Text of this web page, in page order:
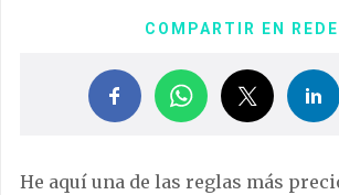
COMPARTIR EN
He aquí una de las reglas más